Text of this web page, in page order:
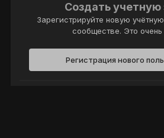
Создать учетную
Зарегистрируйте новую
сообществе. Это очень
Регистрация нового